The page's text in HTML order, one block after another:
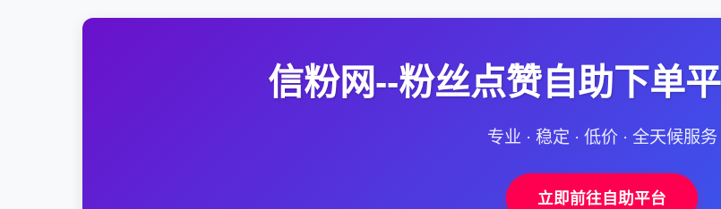
信粉网--粉丝点赞自助下单
专业 · 稳定 · 低价 · 全天候服务
立即前往自助平台